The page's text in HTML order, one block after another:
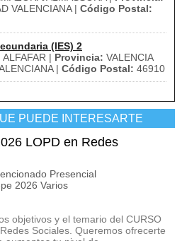
VALENCIANA | Código Postal:
(IES) 2
ALFAFAR | Provincia: VALENCIA
| Código Postal: 46910
PUEDE INTERESARTE
LOPD en Redes
Presencial
2026 Varios
objetivos y el temario del CURSO
Sociales. Queremos ofrecerte